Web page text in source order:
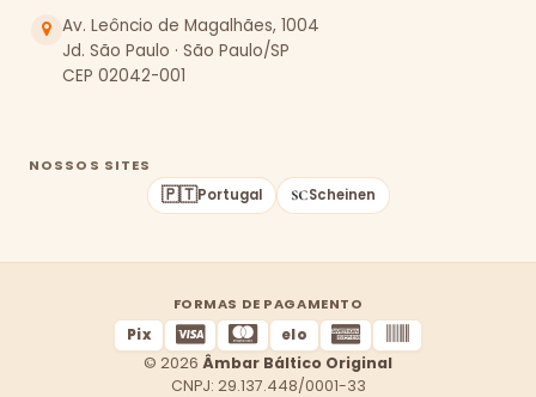
Av. Leôncio de Magalhães, 1004
Jd. São Paulo · São Paulo/SP
CEP 02042-001
NOSSOS SITES
🇵🇹Portugal Scheinen
FORMAS DE PAGAMENTO
Pix
elo
© 2026 Âmbar Báltico Original
CNPJ: 29.137.448/0001-33